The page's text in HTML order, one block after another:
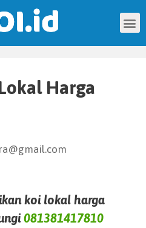
Harga
koi lokal harga
081381417810